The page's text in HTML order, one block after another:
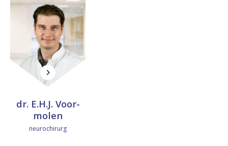
.
A
m
e
l
i
n
dr. E.H.J. Voor­
mo­len
neurochirurg
d
.
E